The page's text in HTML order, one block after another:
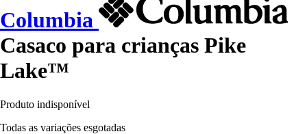
Columbia
Casaco para crianças Pike
Lake™
Produto indisponível
Todas as variações esgotadas